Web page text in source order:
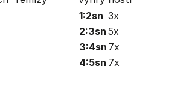
1:2sn 3x
2:3sn 5x
3:4sn 7x
4:5sn 7x